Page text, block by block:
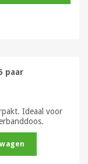
paar
Ideaal voor